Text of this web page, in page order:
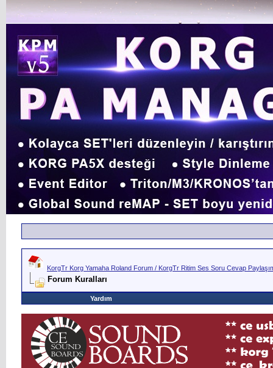
KorgTr Korg Yamaha Roland Forum / KorgTr Ritim Ses Soru Cevap
Forum Kuralları
Yardım